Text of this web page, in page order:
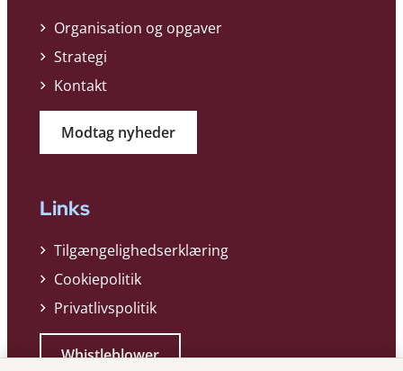
Organisation og opgaver
Strategi
Kontakt
Modtag nyheder
Links
Tilgængelighedserklæring
Cookiepolitik
Privatlivspolitik
Whistleblower